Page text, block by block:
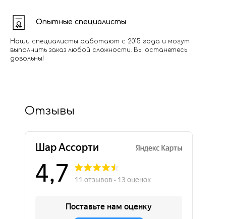
Опытные специалисты
Наши специалисты работают с 2015 года и могут
выполнить заказ любой сложности. Вы останетесь
довольны!
Отзывы